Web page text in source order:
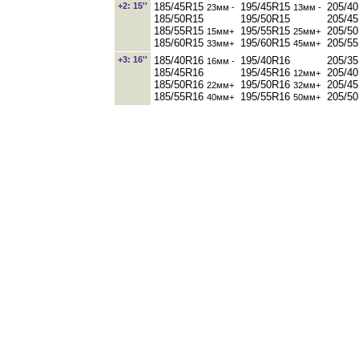
+2: 15'' 185/45R15 23мм -
185/50R15
185/55R15 15мм+
185/60R15 33мм+
195/45R15 13мм -
195/50R15
195/55R15 25мм+
195/60R15 45мм+
205/
205/
205/
205/
+3: 16'' 185/40R16 16мм -
185/45R16
185/50R16 22мм+
185/55R16 40мм+
195/40R16
195/45R16 12мм+
195/50R16 32мм+
195/55R16 50мм+
205/
205/
205/
205/